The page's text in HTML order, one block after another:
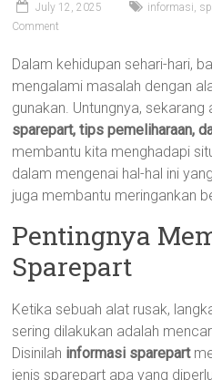
July 12, 2025 informasi,
Comment
Dalam kehidupan sehari-hari,
mengalami masalah dengan
gunakan. Untungnya,
sparepart, tips pemeliharaan,
membantu kita menghadapi
dalam mengenai hal-hal ini
juga membantu meringankan
Pentingnya
Sparepart
Ketika sebuah alat rusak,
sering dilakukan adalah
Disinilah informasi sparepart
jenis sparepart apa yang